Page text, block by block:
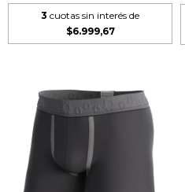
3 cuotas sin interés de
$6.999,67